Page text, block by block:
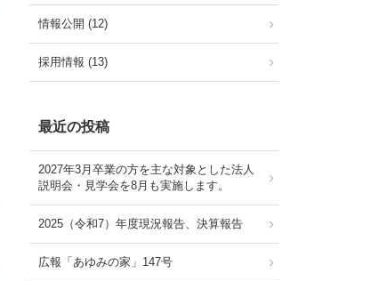
情報公開 (12)
採用情報 (13)
最近の投稿
2027年3月卒業の方を主な対象とした法人
説明会・見学会を8月も実施します。
2025（令和7）年度現況報告、決算報告
広報「あゆみの家」147号